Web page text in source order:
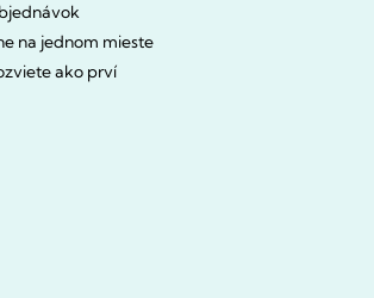
na jednom mieste
ako prví